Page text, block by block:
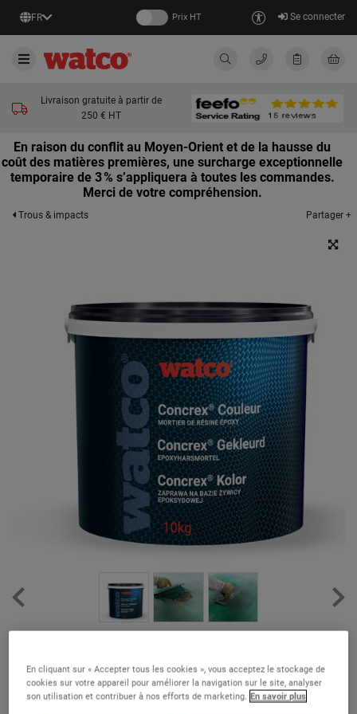
FR Prix HT Se connecter
Livraison gratuite à partir de
250 € HT
En raison du conflit au Moyen-Orient et de la hausse du
coût des matières premières, une surcharge exceptionnelle
temporaire de 3 % s’appliquera à toutes les commandes.
Merci de votre compréhension.
Trous & impacts Partager +
(6)
Le mortier de réparation coloré le plus résistant du marché qui
En cliquant sur « Accepter tous les cookies », vous acceptez le stockage de
cookies sur votre appareil pour améliorer la navigation sur le site, analyser
son utilisation et contribuer à nos efforts de marketing. En savoir plus